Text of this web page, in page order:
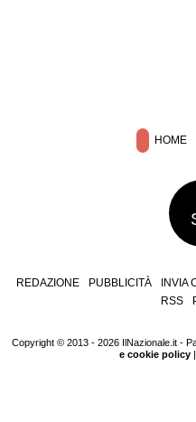
HOME
REDAZIONE PUBBLICITÀ INVIA
RSS
Copyright © 2013 - 2026 IlNazionale.it -
e cookie policy|